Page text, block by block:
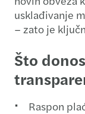
usklađivanje
– zato je
Što
Raspon